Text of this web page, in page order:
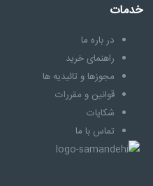
خدمات
در باره ما
راهنمای خرید
مجوزها و تائیدیه ها
قوانین و مقررات
شکایات
تماس با ما